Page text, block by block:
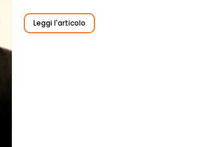
Leggi l'articolo